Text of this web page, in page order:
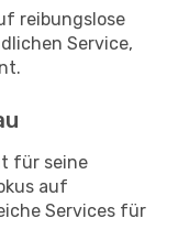
reibungslose
Service,
für seine
auf
Services für